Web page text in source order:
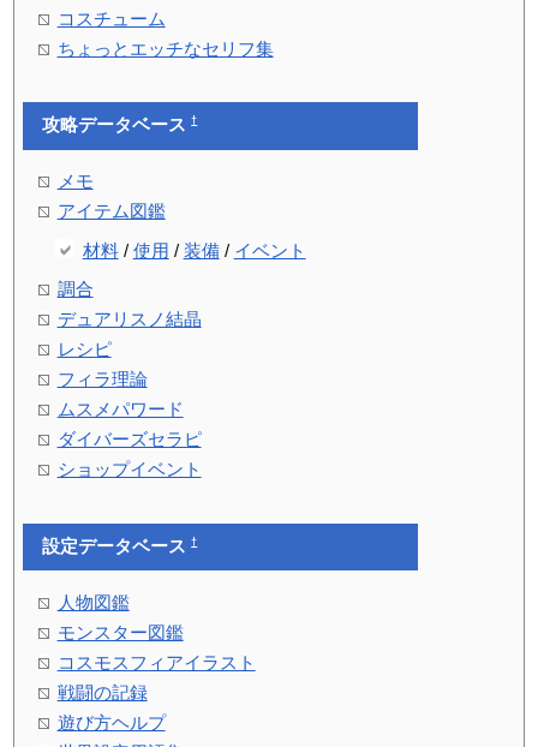
コスチューム
ちょっとエッチなセリフ集
攻略データベース†
メモ
アイテム図鑑
材料/ 使用 / 装備/ イベント
調合
デュアリスノ結晶
レシピ
フィラ理論
ムスメパワード
ダイバーズセラピ
ショップイベント
設定データベース†
人物図鑑
モンスター図鑑
コスモスフィアイラスト
戦闘の記録
遊び方ヘルプ